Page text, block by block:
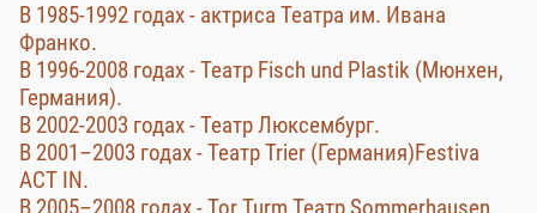
В 1985-1992 годах - актриса Театра им. Ивана
Франко.
В 1996-2008 годах - Театр Fisch und Plastik (Mюнхен,
Германия).
В 2002-2003 годах - Театр Люксембург.
В 2001–2003 годах - Театр Trier (Германия)Festiva
ACT IN.